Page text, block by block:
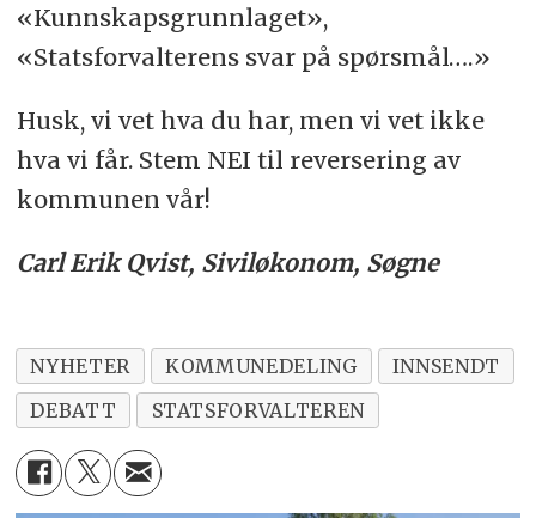
«Kunnskapsgrunnlaget»,
«Statsforvalterens svar på spørsmål….»
Husk, vi vet hva du har, men vi vet ikke
hva vi får. Stem NEI til reversering av
kommunen vår!
Carl Erik Qvist, Siviløkonom, Søgne
NYHETER KOMMUNEDELING
INNSENDT
DEBATT
STATSFORVALTEREN